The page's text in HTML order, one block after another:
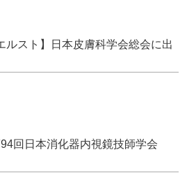
ルスト】日本皮膚科学会総会に出
94回日本消化器内視鏡技師学会